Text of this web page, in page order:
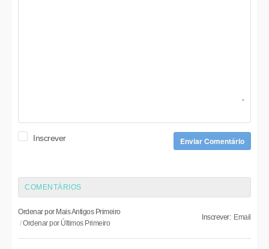
Inscrever Enviar Comentário
COMENTÁRIOS
Ordenar por Mais Antigos Primeiro
Ordenar por Últimos Primeiro
Inscrever: Email